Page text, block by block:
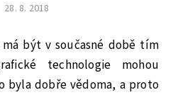
28. 8. 2018
být v současné době tím
technologie mohou
byla dobře vědoma, a proto